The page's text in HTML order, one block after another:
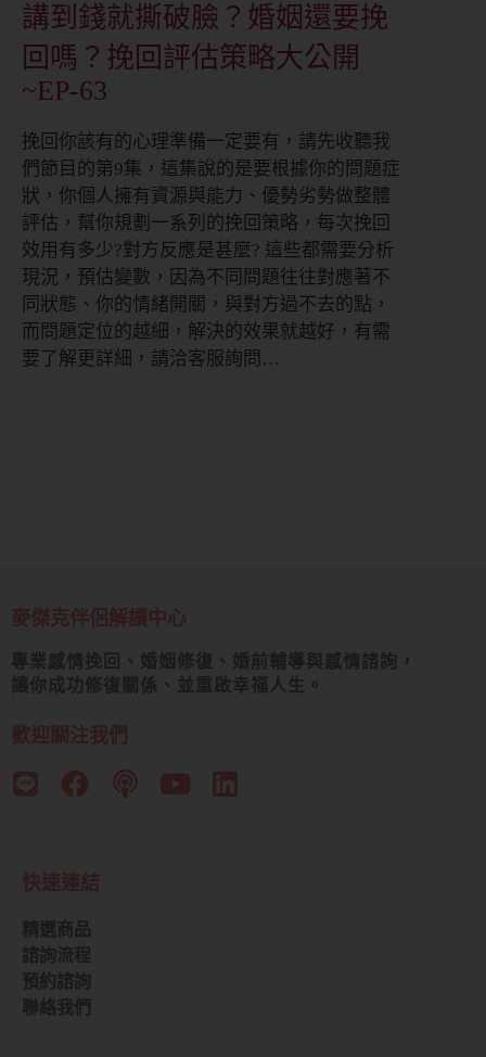
講到錢就撕破臉？婚姻還要挽
回嗎？挽回評估策略大公開
~EP-63
挽回你該有的心理準備一定要有，請先收聽我
們節目的第9集，這集說的是要根據你的問題症
狀，你個人擁有資源與能力、優勢劣勢做整體
評估，幫你規劃一系列的挽回策略，每次挽回
效用有多少?對方反應是甚麼? 這些都需要分析
現況，預估變數，因為不同問題往往對應著不
同狀態、你的情緒開關，與對方過不去的點，
而問題定位的越細，解決的效果就越好，有需
要了解更詳細，請洽客服詢問…
麥傑克伴侶解讀中心
專業感情挽回、婚姻修復、婚前輔導與感情諮詢，
讓你成功修復關係、並重啟幸福人生。
歡迎關注我們
快速連結
精選商品
諮詢流程
預約諮詢
聯絡我們